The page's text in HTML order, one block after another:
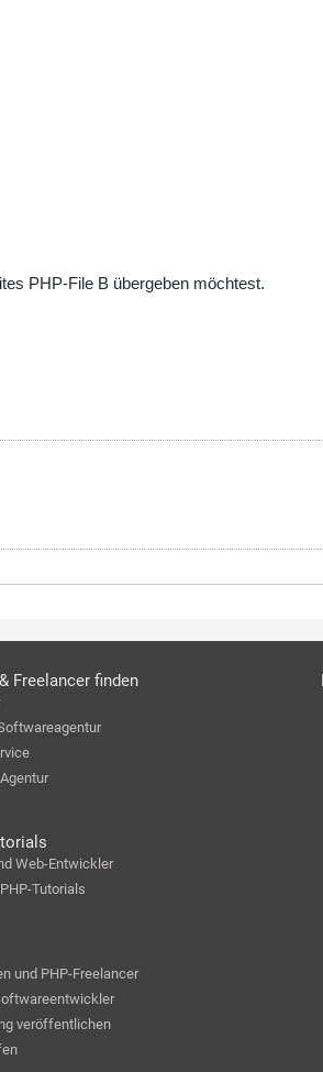
PHP-File B übergeben möchtest.
Freelancer finden
Web-Entwickler
Tutorials
und PHP-Freelancer
veröffentlichen